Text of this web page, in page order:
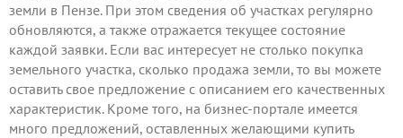
земли в Пензе. При этом сведения об участках регулярно
обновляются, а также отражается текущее состояние
каждой заявки. Если вас интересует не столько покупка
земельного участка, сколько продажа земли, то вы можете
оставить свое предложение с описанием его качественных
характеристик. Кроме того, на бизнес-портале имеется
много предложений, оставленных желающими купить